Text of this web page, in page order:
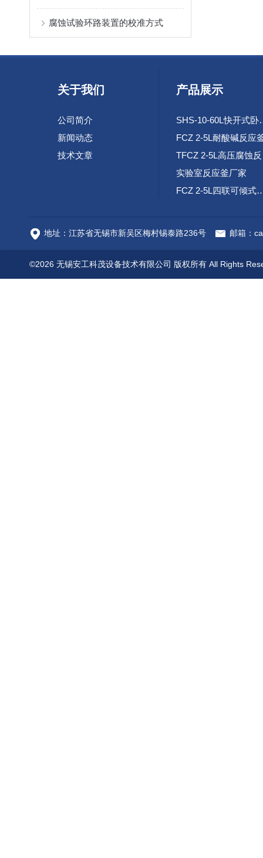
腐蚀试验环路装置的校准方式
关于我们
公司简介
新闻动态
技术文章
产品展示
SHS-10-60L
FCZ 2-5L耐酸碱反应
实验室反应釜厂家
FCZ 2-5L四联
地址：江苏省无锡市新吴区梅村锡泰路236号 邮箱：
©2026 无锡安工科茂设备技术有限公司 版权所有 All Rights